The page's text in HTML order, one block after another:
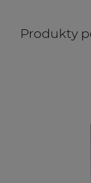
Produkty